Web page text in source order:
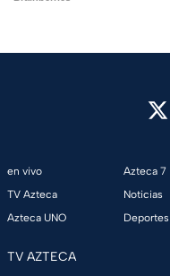
en vivo
TV Azteca
Azteca UNO
Azteca 7
Noticias
Deportes
TV AZTECA